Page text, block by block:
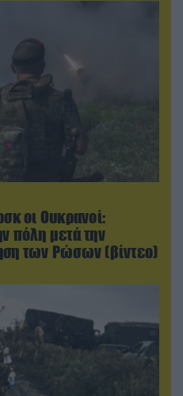
οι Ουκρανοί:
πόλη μετά την
των Ρώσων (βίντεο)